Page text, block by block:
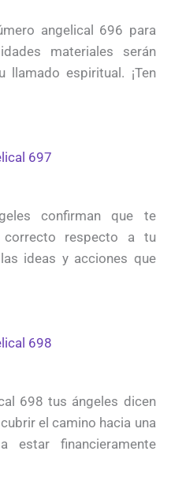
angelical 696 para
materiales serán
espiritual. ¡Ten
697
confirman que te
respecto a tu
ideas y acciones que
698
698 tus ángeles dicen
el camino hacia una
estar financieramente